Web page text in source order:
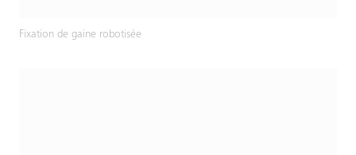
Fixation de gaine robotisée